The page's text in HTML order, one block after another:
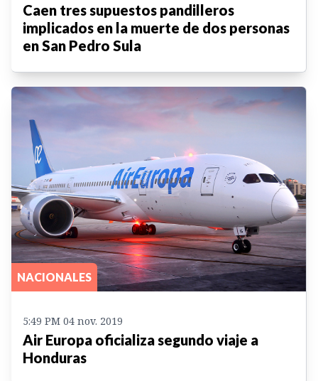
Caen tres supuestos pandilleros
implicados en la muerte de dos personas
en San Pedro Sula
NACIONALES
5:49 PM 04 nov. 2019
Air Europa oficializa segundo viaje a
Honduras